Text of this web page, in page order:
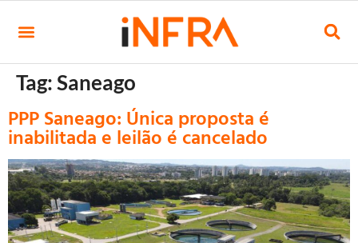
Tag:Saneago
PPP Saneago: Única proposta é
inabilitada e leilão é cancelado